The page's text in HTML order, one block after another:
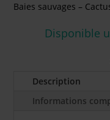
Baies sauvages –
Disponible
Description
Informations